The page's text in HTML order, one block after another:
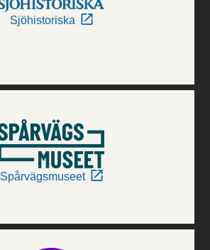
Sjöhistoriska
Spårvägsmuseet